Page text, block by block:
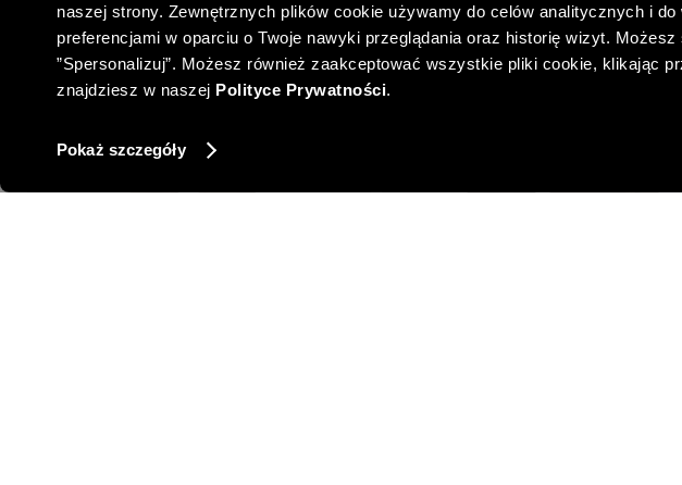
naszej strony. Zewnętrznych plików cookie używamy do celów analitycznych i
preferencjami w oparciu o Twoje nawyki przeglądania oraz historię wizyt.
”Spersonalizuj”. Możesz również zaakceptować wszystkie pliki cookie, klikając
znajdziesz w naszej Polityce Prywatności.
Pokaż szczegóły